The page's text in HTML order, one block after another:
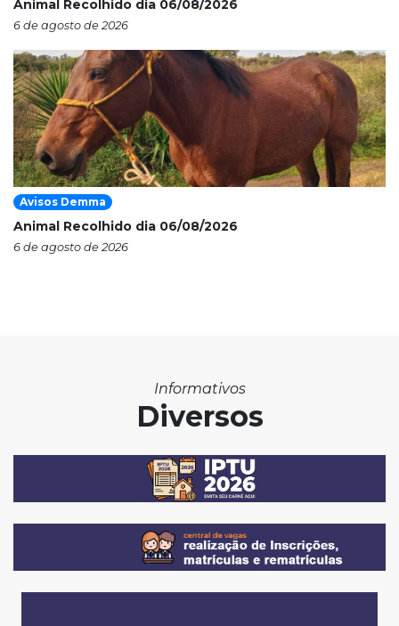
Animal Recolhido dia 06/08/2026
6 de agosto de 2026
Avisos Demma
Animal Recolhido dia 06/08/2026
6 de agosto de 2026
Informativos
Diversos